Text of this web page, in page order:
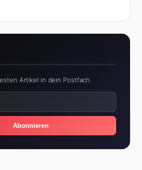
Artikel in dein Postfach.
Abonnieren